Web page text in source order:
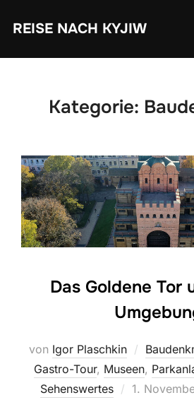
InhaltREISE NACH KYJIW
Kategorie:
Das Goldene Tor
von Igor Plaschkin
Gastro-Tour, Museen,
Sehenswertes
1.